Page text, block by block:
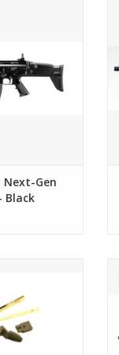
Gen
Black
Stock - Tan
WINKELWAGEN